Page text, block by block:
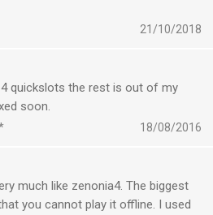
policy/view/M61
is een app voor iPhone,
versie 6.1 of hoger, geschikt
leeftijden vanaf
.
5is het laatst vergeleken op 6 Aug
21/10/2018
quickslots the rest is out of my
soon.
18/08/2016
much like zenonia4. The biggest
you cannot play it offline. I used